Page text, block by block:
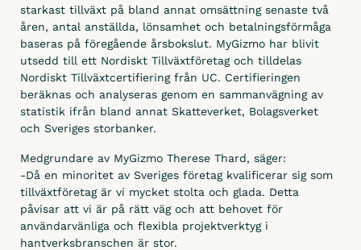
Plattsättare
Rapportera
Tidrapportering
Fordonsrapportering
Materialrapportering
Hantera
Projektuppföljning
Fakturaunderlag
Testa gratis
starkast tillväxt på bland annat omsättning senaste två
åren, antal anställda, lönsamhet och betalningsförmåga
baseras på föregående årsbokslut. MyGizmo har blivit
utsedd till ett Nordiskt Tillväxtföretag och tilldelas
Nordiskt Tillväxtcertifiering från UC. Certifieringen
beräknas och analyseras genom en sammanvägning av
statistik ifrån bland annat Skatteverket, Bolagsverket
och Sveriges storbanker.
Medgrundare av MyGizmo Therese Thard, säger:
-Då en minoritet av Sveriges företag kvalificerar sig som
tillväxtföretag är vi mycket stolta och glada. Detta
påvisar att vi är på rätt väg och att behovet för
användarvänliga och flexibla projektverktyg i
hantverksbranschen är stor.